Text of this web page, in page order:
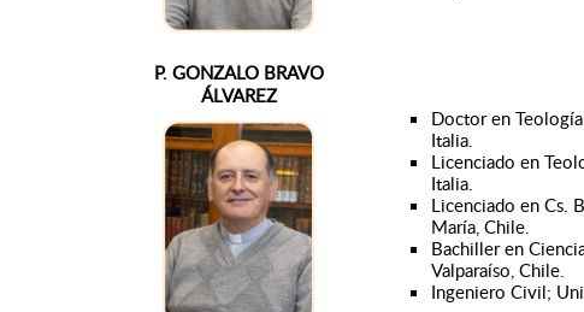
P. GONZALO BRAVO
ÁLVAREZ
Doctor en
Italia.
Licenciado en
Italia.
Licenciado en Cs.
María, Chile.
Bachiller en
Valparaíso, Chile.
Ingeniero Civil;